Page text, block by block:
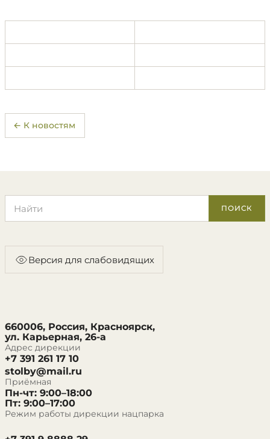
← К новостям
ПОИСК
Версия для слабовидящих
660006, Россия, Красноярск,
ул. Карьерная, 26-а
Адрес дирекции
+7 391 261 17 10
stolby@mail.ru
Приёмная
Пн-чт: 9:00–18:00
Пт: 9:00–17:00
Режим работы дирекции нацпарка